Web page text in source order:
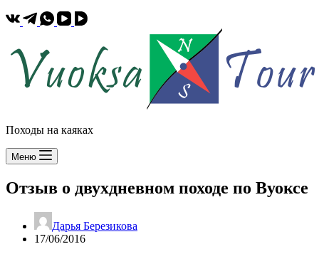
Походы на каяках
Меню
Отзыв о двухдневном походе по Вуоксе
Дарья Березикова
17/06/2016